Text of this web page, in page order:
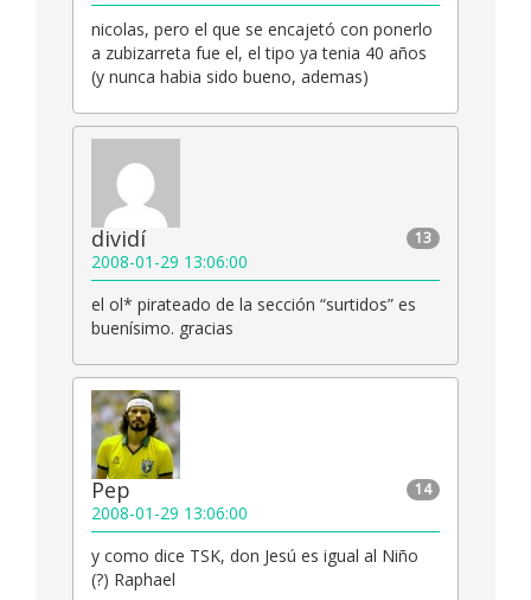
nicolas, pero el que se encajetó con ponerlo
a zubizarreta fue el, el tipo ya tenia 40 años
(y nunca habia sido bueno, ademas)
13
dividí
2008-01-29 13:06:00
el ol* pirateado de la sección “surtidos” es
buenísimo. gracias
14
Pep
2008-01-29 13:06:00
y como dice TSK, don Jesú es igual al Niño
(?) Raphael